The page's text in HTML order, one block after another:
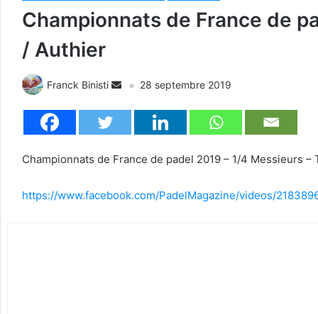
Championnats de France de
/ Authier
Franck Binisti 28 septembre 2019
Championnats de France de padel 2019 – 1/4 Messieurs
https://www.facebook.com/PadelMagazine/videos/